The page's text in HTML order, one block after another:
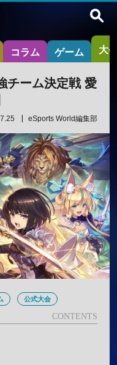
コラム ゲーム 大
チーム決定戦 愛
eSports World編集部
公式大会